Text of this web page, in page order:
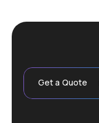
Get a Quote